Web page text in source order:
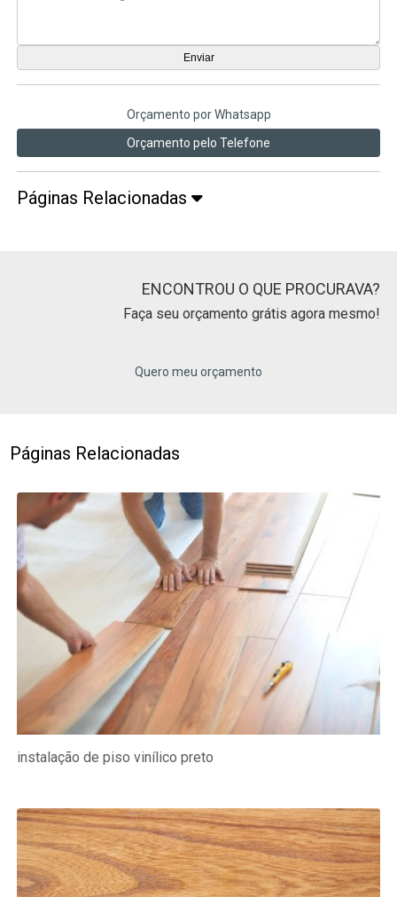
Orçamento por Whatsapp
Orçamento pelo Telefone
Páginas Relacionadas
ENCONTROU O QUE PROCURAVA?
Faça seu orçamento grátis agora mesmo!
Quero meu orçamento
Páginas Relacionadas
instalação de piso vinílico preto